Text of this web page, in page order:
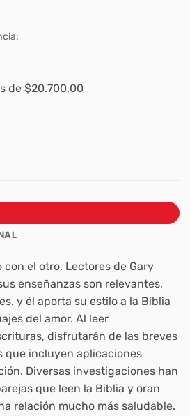
de $20.700,00
con el otro. Lectores de Gary
enseñanzas son relevantes,
y él aporta su estilo a la Biblia
del amor. Al leer
disfrutarán de las breves
que incluyen aplicaciones
Diversas investigaciones han
que leen la Biblia y oran
relación mucho más saludable.